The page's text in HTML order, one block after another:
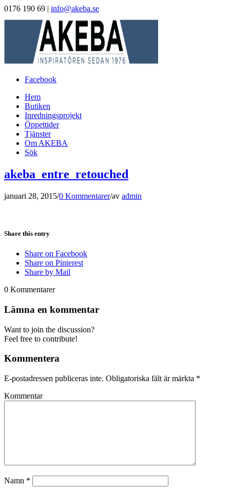
0176 190 69 | info@akeba.se
Facebook
Hem
Butiken
Inredningsprojekt
Öppettider
Tjänster
Om AKEBA
Sök
akeba_entre_retouched
januari 28, 2015/0 Kommentarer/av admin
Share this entry
Share on Facebook
Share on Pinterest
Share by Mail
0 Kommentarer
Lämna en kommentar
Want to join the discussion?
Feel free to contribute!
Kommentera
E-postadressen publiceras inte. Obligatoriska fält är märkta *
Kommentar
Namn *